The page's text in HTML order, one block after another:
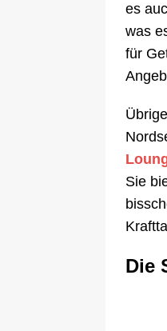
es
was
für
Sie
Die